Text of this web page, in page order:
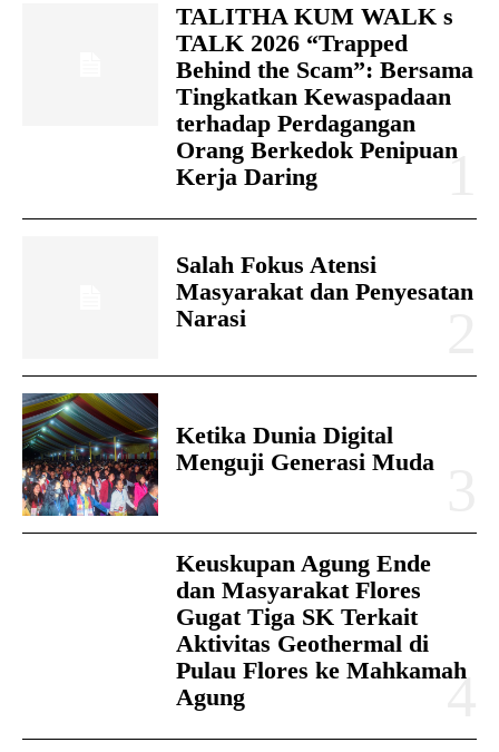
TALITHA KUM WALK s
TALK 2026 “Trapped
Behind the Scam”: Bersama
Tingkatkan Kewaspadaan
terhadap Perdagangan
Orang Berkedok Penipuan
Kerja Daring
Salah Fokus Atensi
Masyarakat dan Penyesatan
Narasi
Ketika Dunia Digital
Menguji Generasi Muda
Keuskupan Agung Ende
dan Masyarakat Flores
Gugat Tiga SK Terkait
Aktivitas Geothermal di
Pulau Flores ke Mahkamah
Agung